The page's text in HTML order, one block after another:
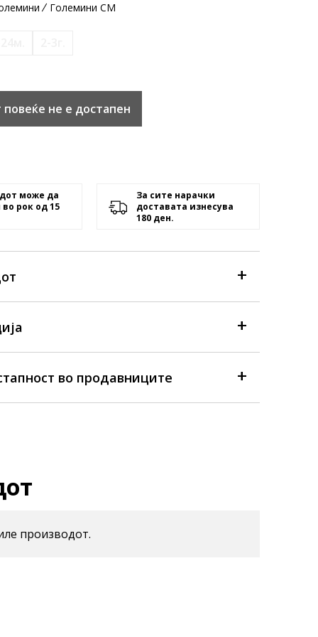
Големини CM
не е достапен
може да
во рок од 15
За сите нарачки
доставата изнесува
180 ден.
во продавниците
производот.